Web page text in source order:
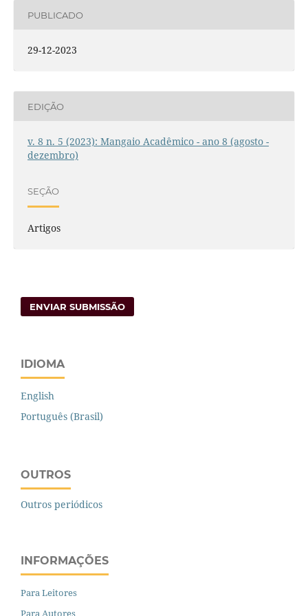
PUBLICADO
29-12-2023
EDIÇÃO
v. 8 n. 5 (2023): Mangaio Acadêmico - ano 8 (agosto -
dezembro)
SEÇÃO
Artigos
ENVIAR SUBMISSÃO
IDIOMA
English
Português (Brasil)
OUTROS
Outros periódicos
INFORMAÇÕES
Para Leitores
Para Autores